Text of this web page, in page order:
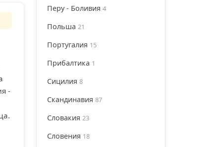
-
Перу - Боливия 4
Польша 21
Португалия 15
Прибалтика 1
Сицилия 8
Скандинавия 87
Словакия 23
Словения 18